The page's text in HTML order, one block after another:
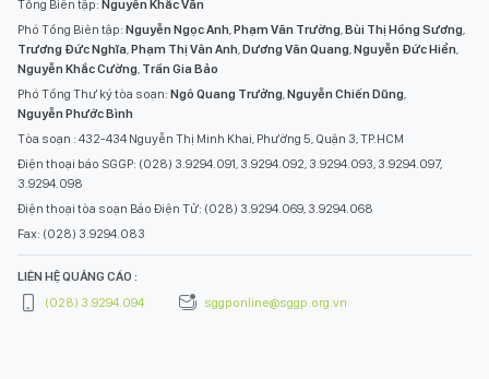
Tổng Biên tập: Nguyễn Khắc Văn
Phó Tổng Biên tập: Nguyễn Ngọc Anh,Phạm Văn Trường,Bùi Thị Hồng Sương,
Trương Đức Nghĩa,Phạm Thị Vân Anh,Dương Văn Quang,Nguyễn Đức Hiển,
Nguyễn Khắc Cường, Trần Gia Bảo
Phó Tổng Thư ký tòa soạn: Ngô Quang Trưởng,Nguyễn Chiến Dũng,
Nguyễn Phước Bình
Tòa soạn : 432-434 Nguyễn Thị Minh Khai, Phường 5, Quận 3, TP.HCM
Điện thoại báo SGGP: (028) 3.9294.091, 3.9294.092, 3.9294.093, 3.9294.097,
3.9294.098
Điện thoại tòa soạn Báo Điện Tử: (028) 3.9294.069, 3.9294.068
Fax: (028) 3.9294.083
LIÊN HỆ QUẢNG CÁO :
(028) 3.9294.094
sggponline@sggp.org.vn